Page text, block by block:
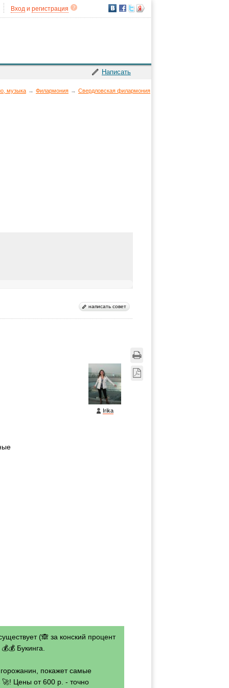
Вход и регистрация
Написать
музыка → Филармония → Свердловская филармония
написать совет
Irika
(🙈 за конский процент
Букинга.
покажет самые
🚀! Цены от 600 р. - точно